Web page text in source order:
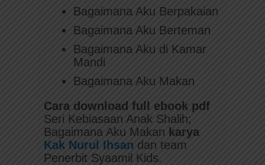
Bagaimana Aku Berpakaian
Bagaimana Aku Berteman
Bagaimana Aku di Kamar
Mandi
Bagaimana Aku Makan
Cara download full ebook pdf
Seri Kebiasaan Anak Shalih;
Bagaimana Aku Makan karya
Kak Nurul Ihsan dan team
Penerbit Syaamil Kids.